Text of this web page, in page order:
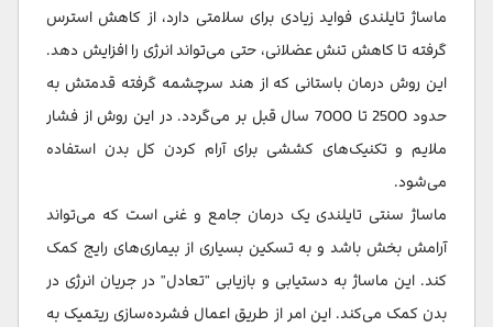
ماساژ تایلندی فواید زیادی برای سلامتی دارد، از کاهش استرس
گرفته تا کاهش تنش عضلانی، حتی می‌تواند انرژی را افزایش دهد.
این روش درمان باستانی که از هند سرچشمه گرفته قدمتش به
حدود 2500 تا 7000 سال قبل بر می‌گردد. در این روش از فشار
ملایم و تکنیک‌های کششی برای آرام کردن کل بدن استفاده
می‌شود.
ماساژ سنتی تایلندی یک درمان جامع و غنی است که می‌تواند
آرامش بخش باشد و به تسکین بسیاری از بیماری‌های رایج کمک
کند. این ماساژ به دستیابی و بازیابی "تعادل" در جریان انرژی در
بدن کمک می‌کند. این امر از طریق اعمال فشرده‌سازی ریتمیک به